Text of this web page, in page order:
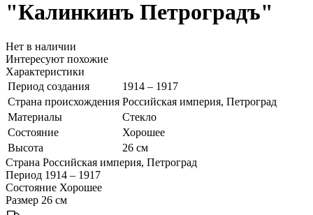
"Калинкинъ Петроградъ"
Нет в наличии
Интересуют похожие
Характеристики
Период создания
1914 – 1917
Страна происхождения Российская империя, Петроград
Материалы
Стекло
Состояние
Хорошее
Высота
26 см
Страна Российская империя, Петроград
Период 1914 – 1917
Состояние Хорошее
Размер 26 см